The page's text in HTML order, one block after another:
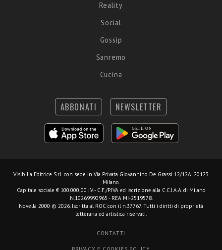
Reality
Social
Gossip
Sanremo
Cucina
ABBONATI NEWSLETTER
Visibilia Editrice S.r.l. con sede in Via Privata Giovannino De Grassi 12/12A, 20123
Milano.
Capitale sociale € 100.000,00 I.V. - C.F./P.IVA ed iscrizione alla C.C.I.A.A. di Milano
N.10269990965 - REA MI-2519578.
Novella 2000 © 2026. Iscritta al ROC con il n.37767. Tutti i diritti di proprietà
letteraria ed artistica riservati.
CONTATTI